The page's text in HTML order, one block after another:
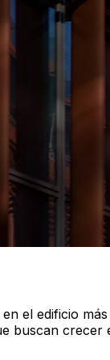
el edificio
buscan crecer